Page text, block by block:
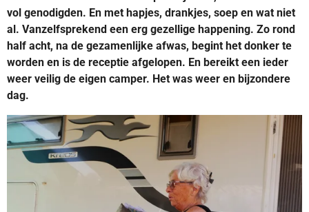
vol genodigden. En met hapjes, drankjes, soep en wat niet
al. Vanzelfsprekend een erg gezellige happening. Zo rond
half acht, na de gezamenlijke afwas, begint het donker te
worden en is de receptie afgelopen. En bereikt een ieder
weer veilig de eigen camper. Het was weer en bijzondere
dag.